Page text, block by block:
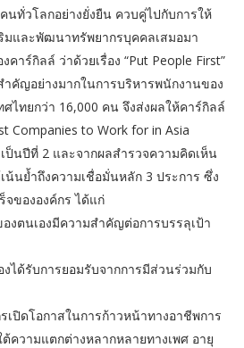
นทั่วโลกอย่างยั่งยืน ควบคู่ไปกับการให้
มและพัฒนาทรัพยากรบุคคลเสมอมา
าร์กิลล์ ว่าด้วยเรื่อง “Put People First”
คัญอย่างมากในการบริหารพนักงานของ
ไทยกว่า 16,000 คน จึงส่งผลให้คาร์กิลล์
Companies to Work for in Asia
ป็นปีที่ 2 และจากผลสำรวจความคิดเห็น
นย้ำถึงความเชื่อมั่นหลัก 3 ประการ ซึ่ง
จขององค์กร ได้แก่
งตนเองมีความสำคัญต่อการบรรลุเป้า
ได้รับการยอมรับจากการมีส่วนร่วมกับ
เปิดโอกาสในการก้าวหน้าทางอาชีพการ
ต้ความแตกต่างหลากหลายทางเพศ อายุ